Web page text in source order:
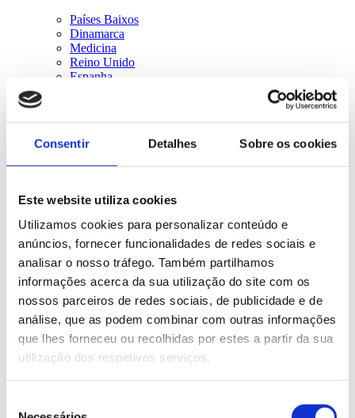
Consentir Detalhes Sobre os cookies
Este website utiliza cookies
Utilizamos cookies para personalizar conteúdo e
anúncios, fornecer funcionalidades de redes sociais e
analisar o nosso tráfego. Também partilhamos
informações acerca da sua utilização do site com os
nossos parceiros de redes sociais, de publicidade e de
análise, que as podem combinar com outras informações
que lhes forneceu ou recolhidas por estes a partir da sua
utilização dos respetivos serviços.
Países Baixos
Dinamarca
Medicina
Reino Unido
Espanha
EUA
Austrália
Todos